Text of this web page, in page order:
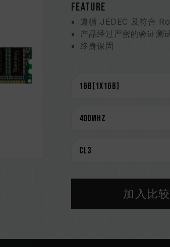
FEATURE
遵循 JEDEC 及符合
产品经过严密的验证测
终身保固
加入比较